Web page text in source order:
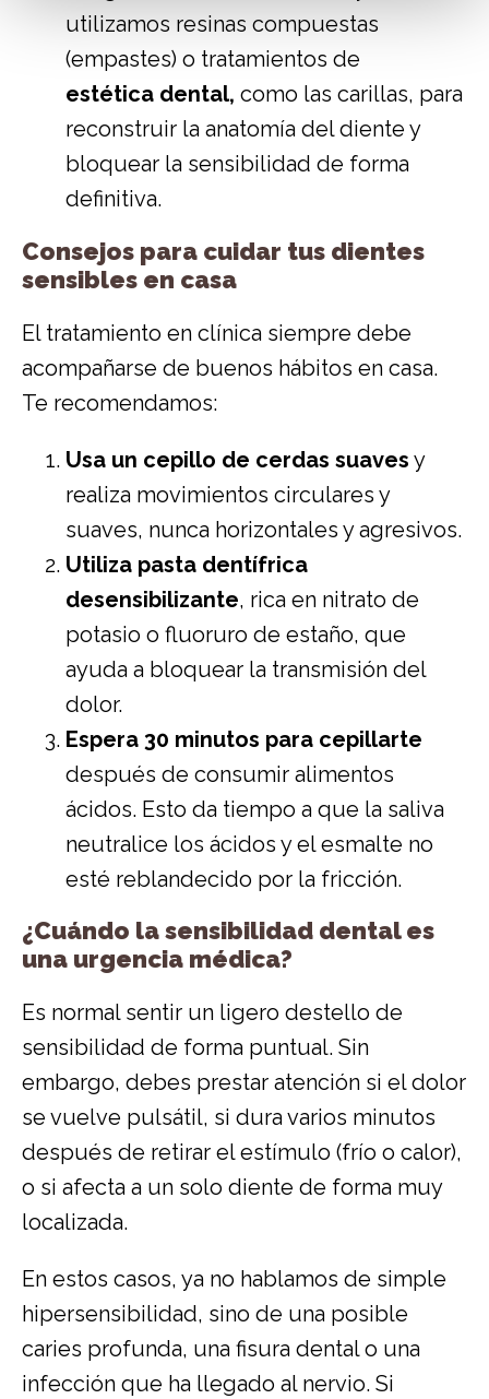
utilizamos resinas compuestas
(empastes) o tratamientos de
estética dental, como las carillas, para
reconstruir la anatomía del diente y
bloquear la sensibilidad de forma
definitiva.
Consejos para cuidar tus dientes
sensibles en casa
El tratamiento en clínica siempre debe
acompañarse de buenos hábitos en casa.
Te recomendamos:
Usa un cepillo de cerdas suaves y
realiza movimientos circulares y
suaves, nunca horizontales y agresivos.
Utiliza pasta dentífrica
desensibilizante, rica en nitrato de
potasio o fluoruro de estaño, que
ayuda a bloquear la transmisión del
dolor.
Espera 30 minutos para cepillarte
después de consumir alimentos
ácidos. Esto da tiempo a que la saliva
neutralice los ácidos y el esmalte no
esté reblandecido por la fricción.
¿Cuándo la sensibilidad dental es
una urgencia médica?
Es normal sentir un ligero destello de
sensibilidad de forma puntual. Sin
embargo, debes prestar atención si el dolor
se vuelve pulsátil, si dura varios minutos
después de retirar el estímulo (frío o calor),
o si afecta a un solo diente de forma muy
localizada.
En estos casos, ya no hablamos de simple
hipersensibilidad, sino de una posible
caries profunda, una fisura dental o una
infección que ha llegado al nervio. Si